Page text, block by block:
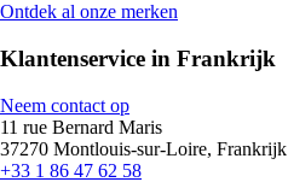
Ontdek al onze merken
Klantenservice in Frankrijk
Neem contact op
11 rue Bernard Maris
37270 Montlouis-sur-Loire, Frankrijk
+33 1 86 47 62 58